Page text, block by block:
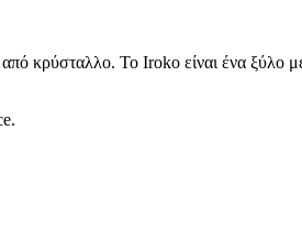
κρύσταλλο. Το Iroko είναι ένα